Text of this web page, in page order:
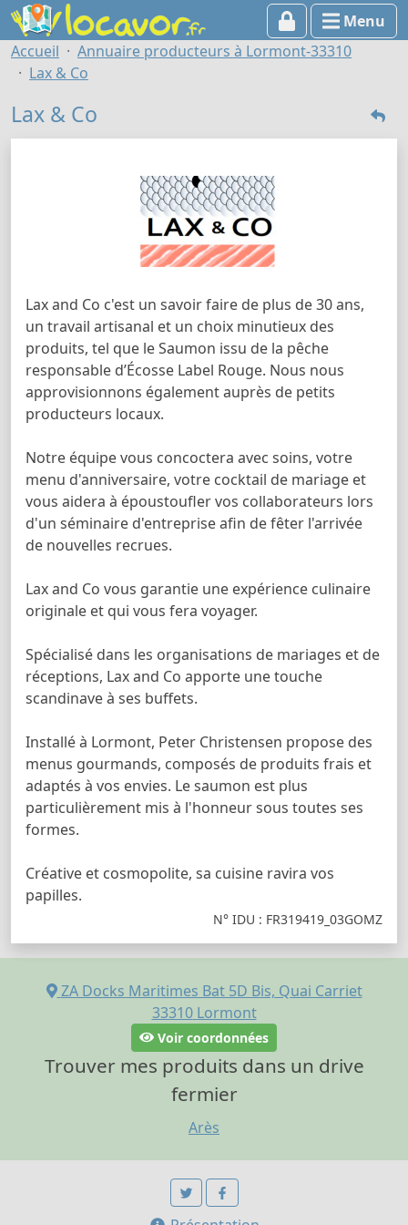
Menu
Accueil
Annuaire producteurs à Lormont-33310
Lax & Co
Lax & Co
Lax and Co c'est un savoir faire de plus de 30 ans,
un travail artisanal et un choix minutieux des
produits, tel que le Saumon issu de la pêche
responsable d’Écosse Label Rouge. Nous nous
approvisionnons également auprès de petits
producteurs locaux.
Notre équipe vous concoctera avec soins, votre
menu d'anniversaire, votre cocktail de mariage et
vous aidera à époustoufler vos collaborateurs lors
d'un séminaire d'entreprise afin de fêter l'arrivée
de nouvelles recrues.
Lax and Co vous garantie une expérience culinaire
originale et qui vous fera voyager.
Spécialisé dans les organisations de mariages et de
réceptions, Lax and Co apporte une touche
scandinave à ses buffets.
Installé à Lormont, Peter Christensen propose des
menus gourmands, composés de produits frais et
adaptés à vos envies. Le saumon est plus
particulièrement mis à l'honneur sous toutes ses
formes.
Créative et cosmopolite, sa cuisine ravira vos
papilles.
N° IDU : FR319419_03GOMZ
ZA Docks Maritimes Bat 5D Bis, Quai Carriet
33310 Lormont
Voir coordonnées
Trouver mes produits dans un drive
fermier
Arès